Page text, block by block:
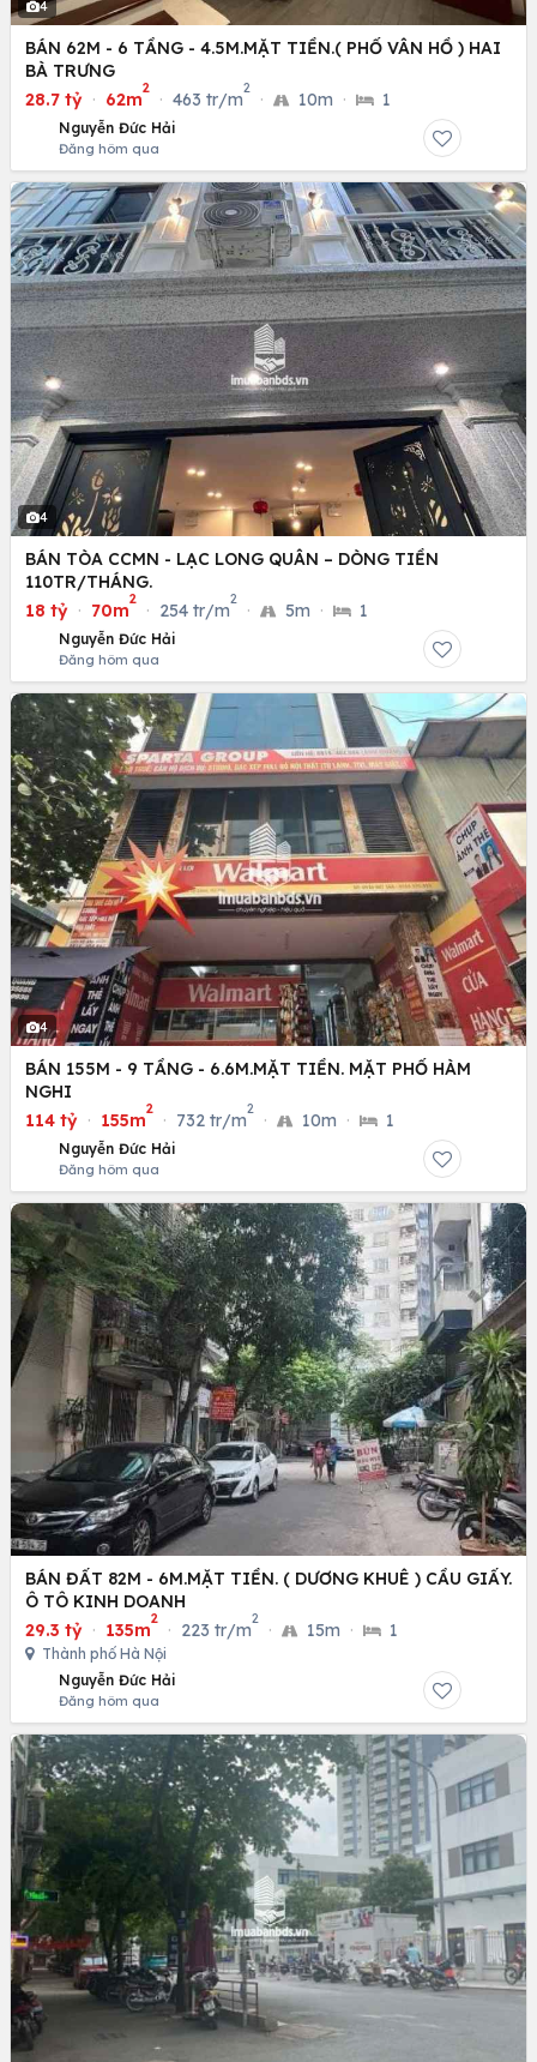
4
BÁN 62M - 6 TẦNG - 4.5M.MẶT TIỀN.( PHỐ VÂN HỒ ) HAI
BÀ TRƯNG
28.7 tỷ · 62m
2
· 463 tr/m
2
· 10m · 1
Nguyễn Đức Hải
Đăng hôm qua
4
BÁN TÒA CCMN - LẠC LONG QUÂN – DÒNG TIỀN
110TR/THÁNG.
18 tỷ · 70m
2
· 254 tr/m
2
· 5m · 1
Nguyễn Đức Hải
Đăng hôm qua
4
BÁN 155M - 9 TẦNG - 6.6M.MẶT TIỀN. MẶT PHỐ HÀM
NGHI
114 tỷ · 155m
2
· 732 tr/m
2
· 10m · 1
Nguyễn Đức Hải
Đăng hôm qua
BÁN ĐẤT 82M - 6M.MẶT TIỀN. ( DƯƠNG KHUÊ ) CẦU GIẤY.
Ô TÔ KINH DOANH
29.3 tỷ · 135m
2
· 223 tr/m
2
· 15m · 1
Thành phố Hà Nội
Nguyễn Đức Hải
Đăng hôm qua